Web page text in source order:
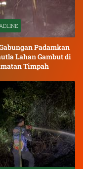
Padamkan
Lahan Gambut di
Timpah